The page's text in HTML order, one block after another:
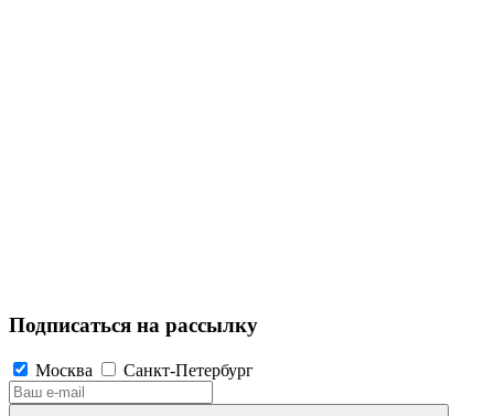
Подписаться на рассылку
Москва Санкт-Петербург